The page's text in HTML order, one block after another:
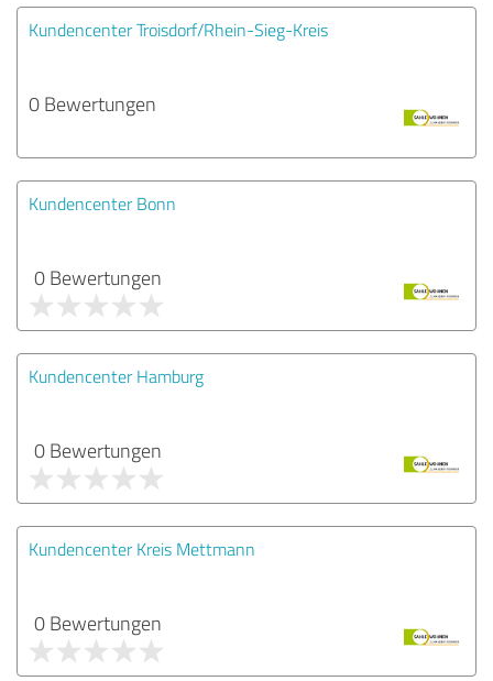
Kundencenter Troisdorf/Rhein-Sieg-Kreis
0 Bewertungen
Kundencenter Bonn
0 Bewertungen
Kundencenter Hamburg
0 Bewertungen
Kundencenter Kreis Mettmann
0 Bewertungen